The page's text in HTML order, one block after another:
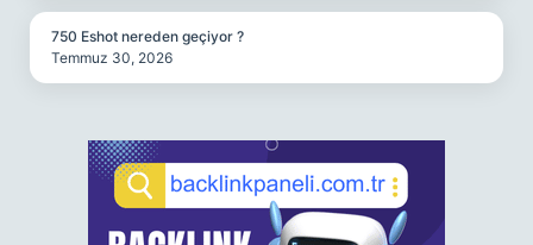
750 Eshot nereden geçiyor ?
Temmuz 30, 2026